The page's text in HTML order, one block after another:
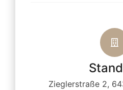
Zieglerstraße 2,